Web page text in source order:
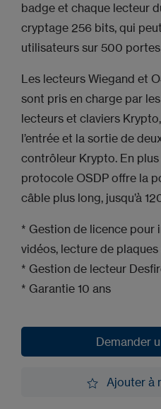
badge et chaque lecteur
cryptage 256 bits, qui
utilisateurs sur 500
Les lecteurs Wiegand et
sont pris en charge par
lecteurs et claviers
l’entrée et la sortie de
contrôleur Krypto. En plus
protocole OSDP offre la
câble plus long, jusqu’à
* Gestion de licence pour
vidéos, lecture de
* Gestion de lecteur
* Garantie 10 ans
Demander
Ajouter à